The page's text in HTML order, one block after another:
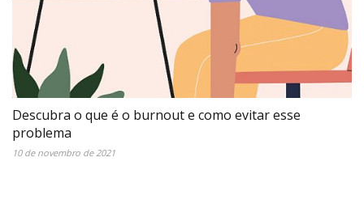
Descubra o que é o burnout e como evitar esse
problema
10 de novembro de 2021